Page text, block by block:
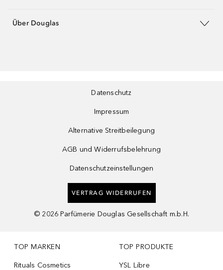
Über Douglas
Datenschutz
Impressum
Alternative Streitbeilegung
AGB und Widerrufsbelehrung
Datenschutzeinstellungen
VERTRAG WIDERRUFEN
© 2026 Parfümerie Douglas Gesellschaft m.b.H.
TOP MARKEN
Rituals Cosmetics
TOP PRODUKTE
YSL Libre